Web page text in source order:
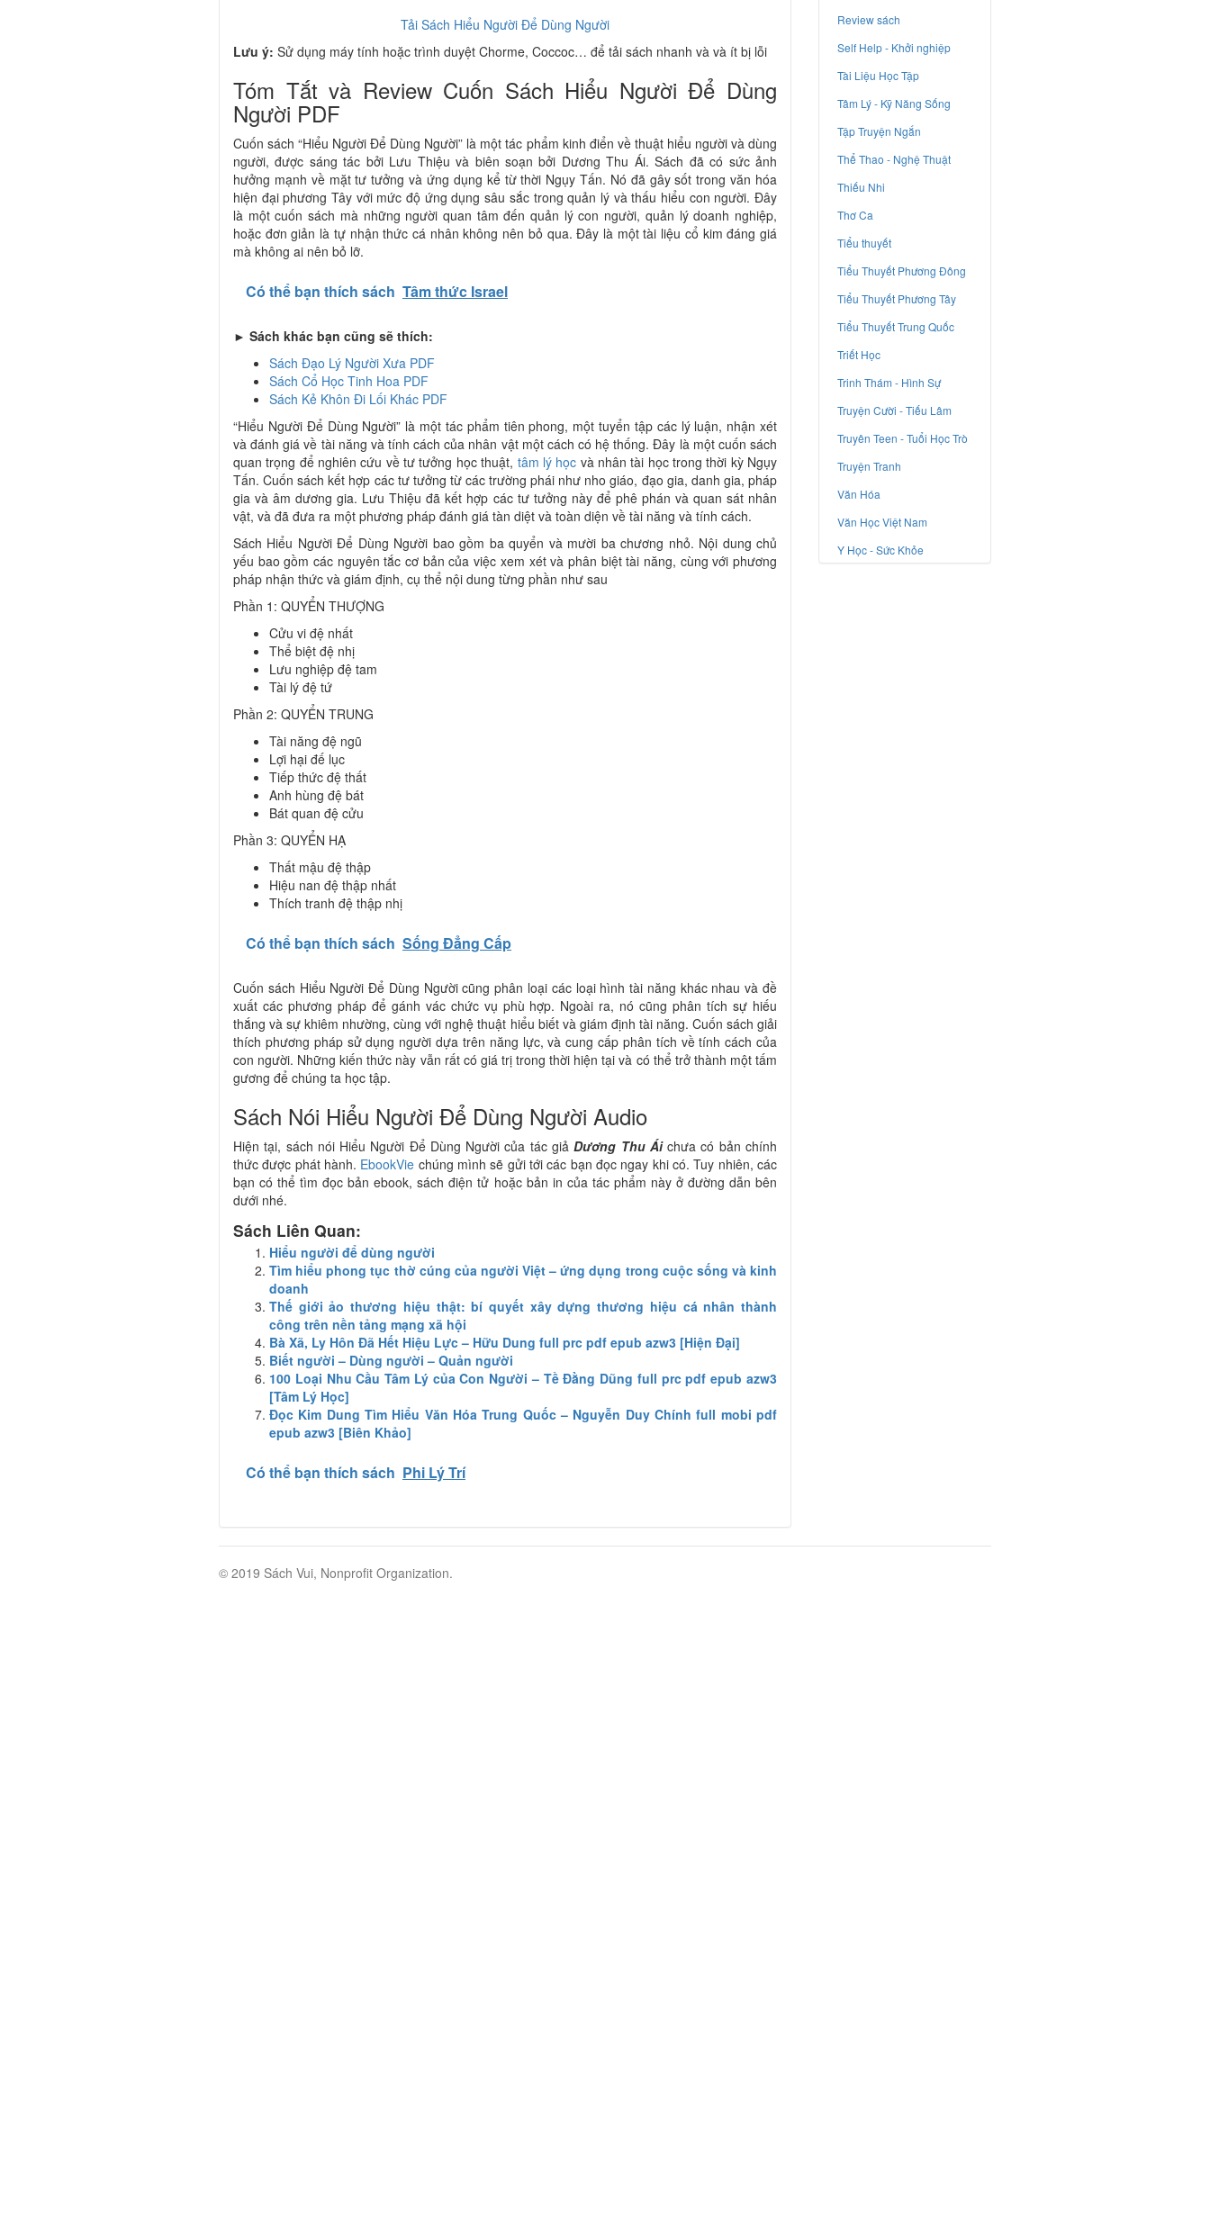
Tải Sách Hiểu Người Để Dùng Người
Lưu ý: Sử dụng máy tính hoặc trình duyệt Chorme, Coccoc… để tải sách nhanh và và ít bị lỗi
Tóm Tắt và Review Cuốn Sách Hiểu Người Để Dùng
Người PDF
Cuốn sách “Hiểu Người Để Dùng Người” là một tác phẩm kinh điển về thuật hiểu người và dùng
người, được sáng tác bởi Lưu Thiệu và biên soạn bởi Dương Thu Ái. Sách đã có sức ảnh
hưởng mạnh về mặt tư tưởng và ứng dụng kể từ thời Ngụy Tấn. Nó đã gây sốt trong văn hóa
hiện đại phương Tây với mức độ ứng dụng sâu sắc trong quản lý và thấu hiểu con người. Đây
là một cuốn sách mà những người quan tâm đến quản lý con người, quản lý doanh nghiệp,
hoặc đơn giản là tự nhận thức cá nhân không nên bỏ qua. Đây là một tài liệu cổ kim đáng giá
mà không ai nên bỏ lỡ.
Có thể bạn thích sách Tâm thức Israel
► Sách khác bạn cũng sẽ thích:
Sách Đạo Lý Người Xưa PDF
Sách Cổ Học Tinh Hoa PDF
Sách Kẻ Khôn Đi Lối Khác PDF
“Hiểu Người Để Dùng Người” là một tác phẩm tiên phong, một tuyển tập các lý luận, nhận xét
và đánh giá về tài năng và tính cách của nhân vật một cách có hệ thống. Đây là một cuốn sách
quan trọng để nghiên cứu về tư tưởng học thuật, tâm lý học và nhân tài học trong thời kỳ Ngụy
Tấn. Cuốn sách kết hợp các tư tưởng từ các trường phái như nho giáo, đạo gia, danh gia, pháp
gia và âm dương gia. Lưu Thiệu đã kết hợp các tư tưởng này để phê phán và quan sát nhân
vật, và đã đưa ra một phương pháp đánh giá tàn diệt và toàn diện về tài năng và tính cách.
Sách Hiểu Người Để Dùng Người bao gồm ba quyển và mười ba chương nhỏ. Nội dung chủ
yếu bao gồm các nguyên tắc cơ bản của việc xem xét và phân biệt tài năng, cùng với phương
pháp nhận thức và giám định, cụ thể nội dung từng phần như sau
Phần 1: QUYỂN THƯỢNG
Cửu vi đệ nhất
Thể biệt đệ nhị
Lưu nghiệp đệ tam
Tài lý đệ tứ
Phần 2: QUYỂN TRUNG
Tài năng đệ ngũ
Lợi hại đế lục
Tiếp thức đệ thất
Anh hùng đệ bát
Bát quan đệ cửu
Phần 3: QUYỂN HẠ
Thất mậu đệ thập
Hiệu nan đệ thập nhất
Thích tranh đệ thập nhị
Có thể bạn thích sách Sống Đẳng Cấp
Cuốn sách Hiểu Người Để Dùng Người cũng phân loại các loại hình tài năng khác nhau và đề
xuất các phương pháp để gánh vác chức vụ phù hợp. Ngoài ra, nó cũng phân tích sự hiếu
thắng và sự khiêm nhường, cùng với nghệ thuật hiểu biết và giám định tài năng. Cuốn sách giải
thích phương pháp sử dụng người dựa trên năng lực, và cung cấp phân tích về tính cách của
con người. Những kiến thức này vẫn rất có giá trị trong thời hiện tại và có thể trở thành một tấm
gương để chúng ta học tập.
Sách Nói Hiểu Người Để Dùng Người Audio
Hiện tại, sách nói Hiểu Người Để Dùng Người của tác giảDương Thu Áichưa có bản chính
thức được phát hành. EbookVie chúng mình sẽ gửi tới các bạn đọc ngay khi có. Tuy nhiên, các
bạn có thể tìm đọc bản ebook, sách điện tử hoặc bản in của tác phẩm này ở đường dẫn bên
dưới nhé.
Sách Liên Quan:
Hiểu người để dùng người
Tìm hiểu phong tục thờ cúng của người Việt – ứng dụng trong cuộc sống và kinh
doanh
Thế giới ảo thương hiệu thật: bí quyết xây dựng thương hiệu cá nhân thành
công trên nền tảng mạng xã hội
Bà Xã, Ly Hôn Đã Hết Hiệu Lực – Hữu Dung full prc pdf epub azw3 [Hiện Đại]
Biết người – Dùng người – Quản người
100 Loại Nhu Cầu Tâm Lý của Con Người – Tề Đằng Dũng full prc pdf epub azw3
[Tâm Lý Học]
Đọc Kim Dung Tìm Hiểu Văn Hóa Trung Quốc – Nguyễn Duy Chính full mobi pdf
epub azw3 [Biên Khảo]
Có thể bạn thích sách Phi Lý Trí
Review sách
Self Help - Khởi nghiệp
Tài Liệu Học Tập
Tâm Lý - Kỹ Năng Sống
Tập Truyện Ngắn
Thể Thao - Nghệ Thuật
Thiếu Nhi
Thơ Ca
Tiểu thuyết
Tiểu Thuyết Phương Đông
Tiểu Thuyết Phương Tây
Tiểu Thuyết Trung Quốc
Triết Học
Trinh Thám - Hình Sự
Truyện Cười - Tiếu Lâm
Truyên Teen - Tuổi Học Trò
Truyện Tranh
Văn Hóa
Văn Học Việt Nam
Y Học - Sức Khỏe
© 2019 Sách Vui, Nonprofit Organization.